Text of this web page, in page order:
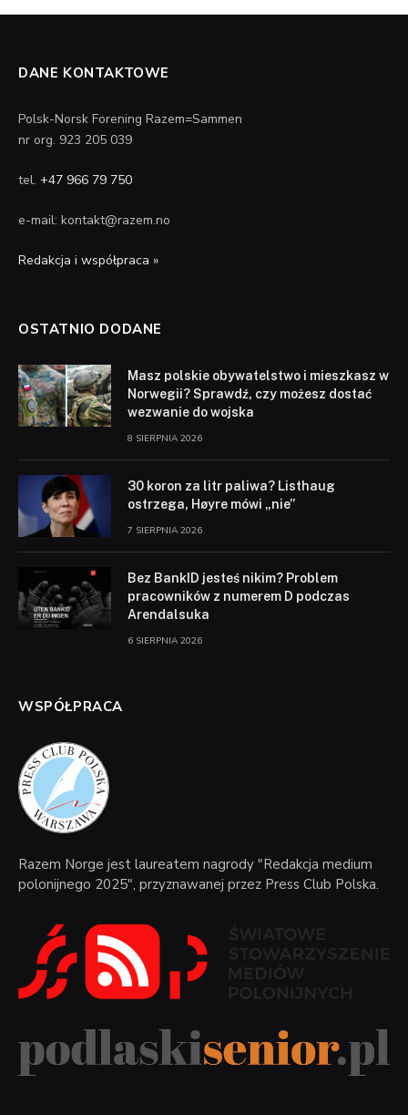
DANE KONTAKTOWE
Polsk-Norsk Forening Razem=Sammen
nr org. 923 205 039
tel. +47 966 79 750
e-mail: kontakt@razem.no
Redakcja i współpraca »
OSTATNIO DODANE
Masz polskie obywatelstwo i mieszkasz w
Norwegii? Sprawdź, czy możesz dostać
wezwanie do wojska
8 SIERPNIA 2026
30 koron za litr paliwa? Listhaug
ostrzega, Høyre mówi „nie”
7 SIERPNIA 2026
Bez BankID jesteś nikim? Problem
pracowników z numerem D podczas
Arendalsuka
6 SIERPNIA 2026
WSPÓŁPRACA
Razem Norge jest laureatem nagrody "Redakcja medium
polonijnego 2025", przyznawanej przez Press Club Polska.